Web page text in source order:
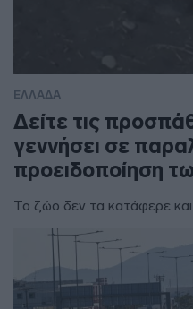
ΕΛΛΑΔΑ
Δείτε τις
γεννήσει σε
προειδοποίηση
Το ζώο δεν τα κατάφερε και